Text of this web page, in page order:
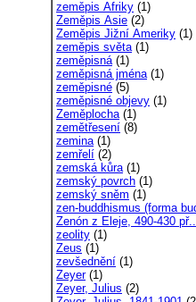
zeměpis Afriky (1)
Zeměpis Asie (2)
Zeměpis Jižní Ameriky (1)
zeměpis světa(1)
zeměpisná(1)
zeměpisná jména(1)
zeměpisné (5)
zeměpisné objevy (1)
Zeměplocha(1)
zemětřesení (8)
zemina(1)
zemřelí (2)
zemská kůra(1)
zemský povrch (1)
zemský sněm (1)
zen-buddhismus (forma
Zenón z Eleje, 490-430
zeolity (1)
Zeus (1)
zevšednění (1)
Zeyer(1)
Zeyer, Julius (2)